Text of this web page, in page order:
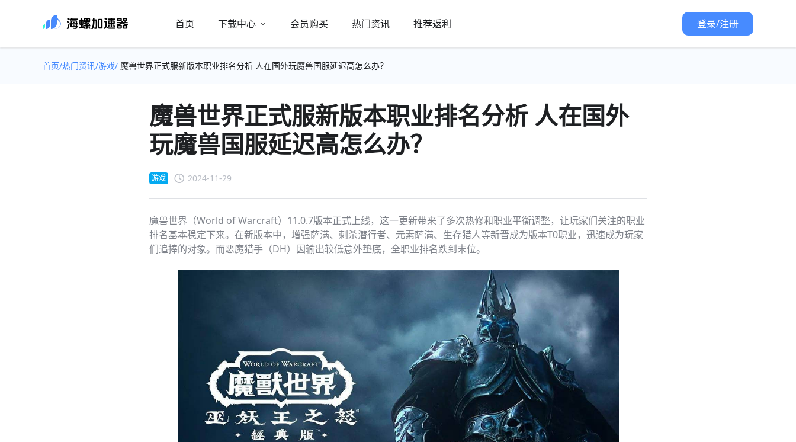
首页 下载中心 会员购买 热门资讯 推荐返利 登录/注册
首页/热门资讯/游戏/ 魔兽世界正式服新版本职业排名分析 人在国外玩魔兽国服延迟高怎么办？
魔兽世界正式服新版本职业排名分析 人在国外
玩魔兽国服延迟高怎么办？
游戏 2024-11-29
魔兽世界（World of Warcraft）11.0.7版本正式上线，这一更新带来了多次热修和职业平衡调整，让玩家们关注的职业
排名基本稳定下来。在新版本中，增强萨满、刺杀潜行者、元素萨满、生存猎人等新晋成为版本T0职业，迅速成为玩家
们追捧的对象。而恶魔猎手（DH）因输出较低意外垫底，全职业排名跌到末位。